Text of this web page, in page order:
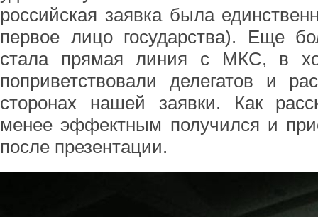
российская заявка была
первое лицо государства). Еще
стала прямая линия с МКС, в
поприветствовали делегатов и
сторонах нашей заявки. Как
менее эффектным получился и
после презентации.